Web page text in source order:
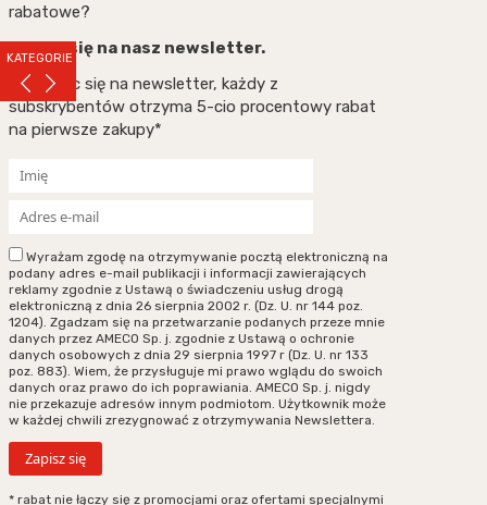
KATEGORIE
rabatowe?
Zapisz się na nasz newsletter.
Zapisując się na newsletter, każdy z
subskrybentów otrzyma 5-cio procentowy rabat
na pierwsze zakupy*
Wyrażam zgodę na otrzymywanie pocztą elektroniczną na
podany adres e-mail publikacji i informacji zawierających
reklamy zgodnie z Ustawą o świadczeniu usług drogą
elektroniczną z dnia 26 sierpnia 2002 r. (Dz. U. nr 144 poz.
1204). Zgadzam się na przetwarzanie podanych przeze mnie
danych przez AMECO Sp. j. zgodnie z Ustawą o ochronie
danych osobowych z dnia 29 sierpnia 1997 r (Dz. U. nr 133
poz. 883). Wiem, że przysługuje mi prawo wglądu do swoich
danych oraz prawo do ich poprawiania. AMECO Sp. j. nigdy
nie przekazuje adresów innym podmiotom. Użytkownik może
w każdej chwili zrezygnować z otrzymywania Newslettera.
* rabat nie łączy się z promocjami oraz ofertami specjalnymi